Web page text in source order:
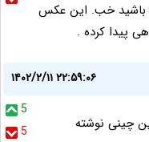
باشید خب. این عکس
پیدا کرده .
۱۴۰۲/۲/۱۱ ۲۲:۵۹:۰۶
5
5
چینی نوشته